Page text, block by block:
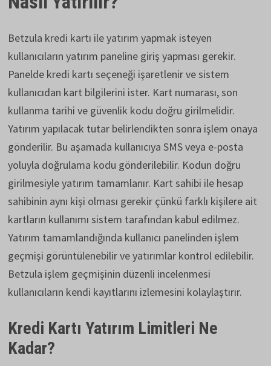
Betzula kredi kartı ile yatırım yapmak isteyen
kullanıcıların yatırım paneline giriş yapması gerekir.
Panelde kredi kartı seçeneği işaretlenir ve sistem
kullanıcıdan kart bilgilerini ister. Kart numarası, son
kullanma tarihi ve güvenlik kodu doğru girilmelidir.
Yatırım yapılacak tutar belirlendikten sonra işlem onaya
gönderilir. Bu aşamada kullanıcıya SMS veya e-posta
yoluyla doğrulama kodu gönderilebilir. Kodun doğru
girilmesiyle yatırım tamamlanır. Kart sahibi ile hesap
sahibinin aynı kişi olması gerekir çünkü farklı kişilere ait
kartların kullanımı sistem tarafından kabul edilmez.
Yatırım tamamlandığında kullanıcı panelinden işlem
geçmişi görüntülenebilir ve yatırımlar kontrol edilebilir.
Betzula işlem geçmişinin düzenli incelenmesi
kullanıcıların kendi kayıtlarını izlemesini kolaylaştırır.
Kredi Kartı Yatırım Limitleri Ne
Kadar?